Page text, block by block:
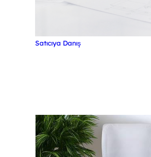
Satıcıya Danış